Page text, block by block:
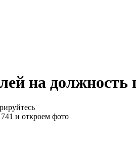
на
и откроем фото